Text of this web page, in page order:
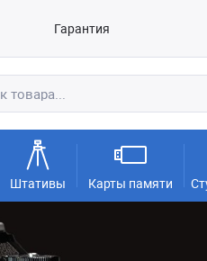
Гарантия
Штативы Карты памяти